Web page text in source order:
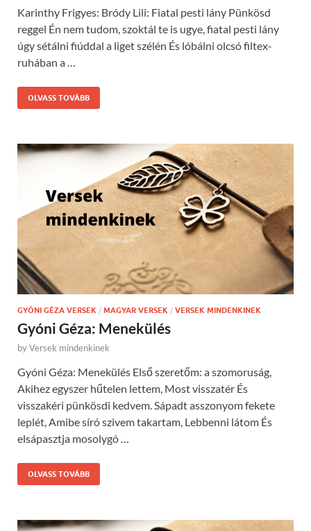
Karinthy Frigyes: Bródy Lili: Fiatal pesti lány Pünkösd
reggel Én nem tudom, szoktál te is ugye, fiatal pesti lány
úgy sétálni fiúddal a liget szélén És lóbálni olcsó filtex-
ruhában a …
OLVASS TOVÁBB
GYÓNI GÉZA VERSEK / MAGYAR VERSEK / VERSEK MINDENKINEK
Gyóni Géza: Menekülés
byVersek mindenkinek
Gyóni Géza: Menekülés Első szeretőm: a szomoruság,
Akihez egyszer hűtelen lettem, Most visszatér És
visszakéri pünkösdi kedvem. Sápadt asszonyom fekete
leplét, Amibe síró szivem takartam, Lebbenni látom És
elsápasztja mosolygó …
OLVASS TOVÁBB